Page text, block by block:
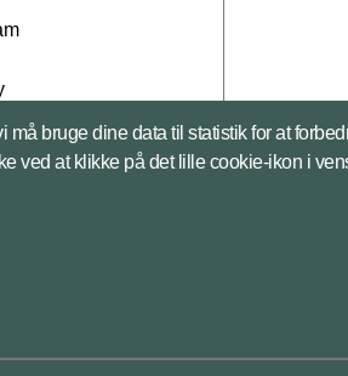
må bruge dine data til statistik for at
ved at klikke på det lille cookie-ikon i